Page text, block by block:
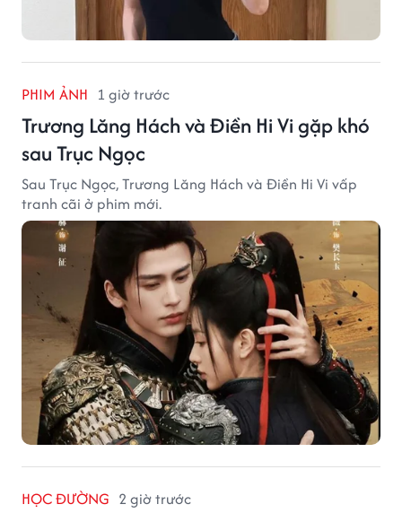
PHIM ẢNH 1 giờ trước
Trương Lăng Hách và Điền Hi Vi gặp khó
sau Trục Ngọc
Sau Trục Ngọc, Trương Lăng Hách và Điền Hi Vi vấp
tranh cãi ở phim mới.
HỌC ĐƯỜNG 2 giờ trước